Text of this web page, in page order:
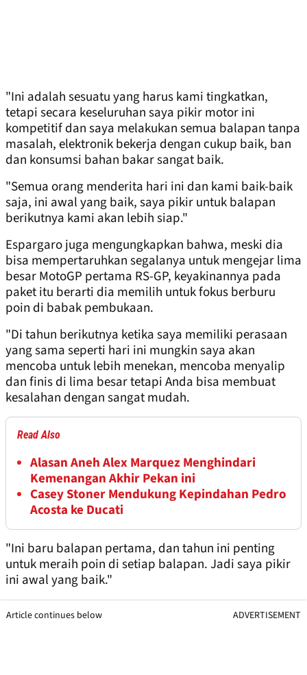
"Ini adalah sesuatu yang harus kami tingkatkan,
tetapi secara keseluruhan saya pikir motor ini
kompetitif dan saya melakukan semua balapan tanpa
masalah, elektronik bekerja dengan cukup baik, ban
dan konsumsi bahan bakar sangat baik.
"Semua orang menderita hari ini dan kami baik-baik
saja, ini awal yang baik, saya pikir untuk balapan
berikutnya kami akan lebih siap."
Espargaro juga mengungkapkan bahwa, meski dia
bisa mempertaruhkan segalanya untuk mengejar lima
besar MotoGP pertama RS-GP, keyakinannya pada
paket itu berarti dia memilih untuk fokus berburu
poin di babak pembukaan.
"Di tahun berikutnya ketika saya memiliki perasaan
yang sama seperti hari ini mungkin saya akan
mencoba untuk lebih menekan, mencoba menyalip
dan finis di lima besar tetapi Anda bisa membuat
kesalahan dengan sangat mudah.
Read Also
Alasan Aneh Alex Marquez Menghindari
Kemenangan Akhir Pekan ini
Casey Stoner Mendukung Kepindahan Pedro
Acosta ke Ducati
"Ini baru balapan pertama, dan tahun ini penting
untuk meraih poin di setiap balapan. Jadi saya pikir
ini awal yang baik."
Article continues below ADVERTISEMENT